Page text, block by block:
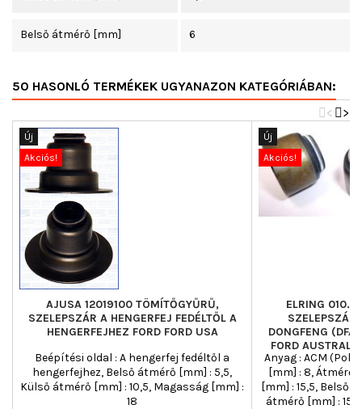
Belső átmérő [mm] 6
50 HASONLÓ TERMÉKEK UGYANAZON KATEGÓRIÁBAN:
>
<
Új
Akciós!
AJUSA 12019100 TÖMÍTŐGYŰRŰ,
SZELEPSZÁR A HENGERFEJ FEDÉLTŐL A
HENGERFEJHEZ FORD FORD USA
Beépítési oldal : A hengerfej fedéltől a
hengerfejhez, Belső átmérő [mm] : 5,5,
Külső átmérő [mm] : 10,5, Magasság [mm] :
18
Új
Akciós!
ELRING
SZELEPSZÁR
DONGFENG
FORD
Anyag : ACM
[mm] : 8, Átmérő
[mm] : 15,5, Belső
átmérő [mm] :